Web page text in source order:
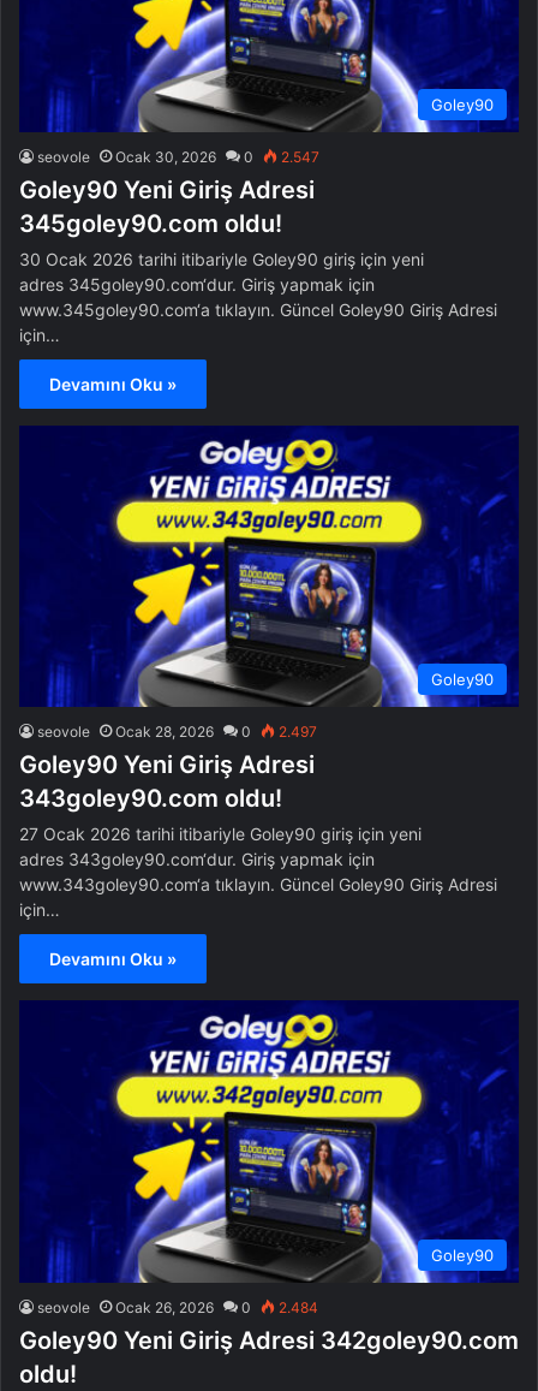
Goley90
seovole Ocak 30, 2026 0 2.547
Goley90 Yeni Giriş Adresi
345goley90.com oldu!
30 Ocak 2026 tarihi itibariyle Goley90 giriş için yeni
adres 345goley90.com‘dur. Giriş yapmak için
www.345goley90.com‘a tıklayın. Güncel Goley90 Giriş Adresi
için…
Devamını Oku »
Goley90
seovole Ocak 28, 2026 0 2.497
Goley90 Yeni Giriş Adresi
343goley90.com oldu!
27 Ocak 2026 tarihi itibariyle Goley90 giriş için yeni
adres 343goley90.com‘dur. Giriş yapmak için
www.343goley90.com‘a tıklayın. Güncel Goley90 Giriş Adresi
için…
Devamını Oku »
Goley90
seovole Ocak 26, 2026 0 2.484
Goley90 Yeni Giriş Adresi 342goley90.com
oldu!